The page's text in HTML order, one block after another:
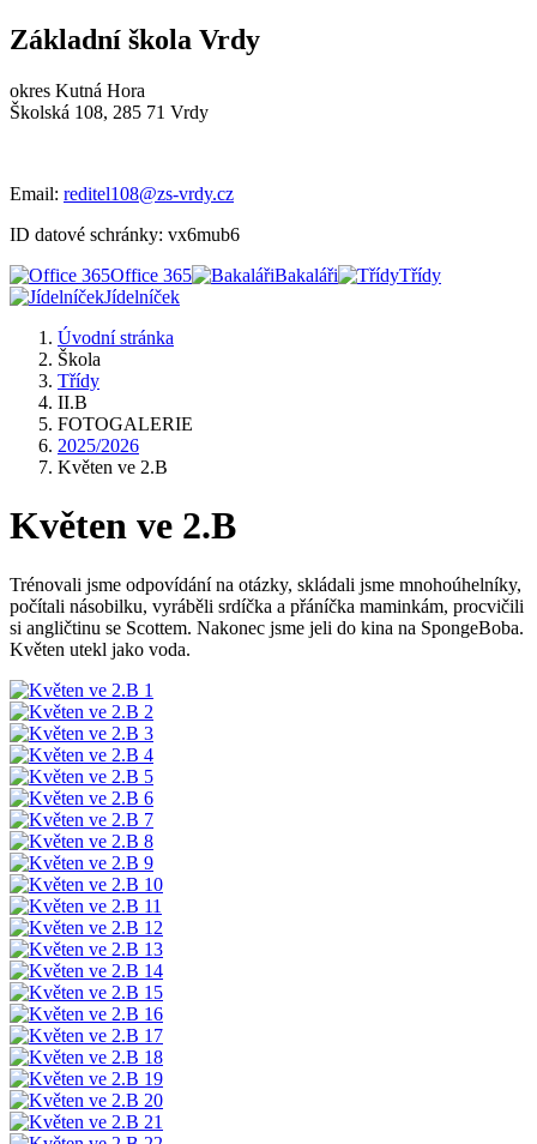
Základní škola Vrdy
okres Kutná Hora
Školská 108, 285 71 Vrdy
Email: reditel108@zs-vrdy.cz
ID datové schránky: vx6mub6
Office 365
Bakaláři
Třídy
Jídelníček
Úvodní stránka
Škola
Třídy
II.B
FOTOGALERIE
2025/2026
Květen ve 2.B
Květen ve 2.B
Trénovali jsme odpovídání na otázky, skládali jsme mnohoúhelníky,
počítali násobilku, vyráběli srdíčka a přáníčka maminkám, procvičili
si angličtinu se Scottem. Nakonec jsme jeli do kina na SpongeBoba.
Květen utekl jako voda.